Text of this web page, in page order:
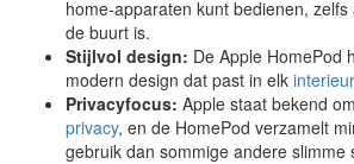
home-apparaten kunt bedienen, zelfs
de buurt is.
Stijlvol design: De Apple HomePod
modern design dat past in elk interieur
Privacyfocus: Apple staat bekend
privacy, en de HomePod verzamelt
gebruik dan sommige andere slimme